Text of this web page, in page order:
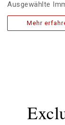
Ausgewählte
Mehr